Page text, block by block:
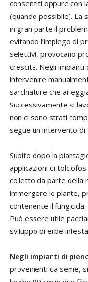
consentiti oppure con
(quando possibile). La
in gran parte il
evitando l’impiego di
selettivi, provocano
crescita. Negli impianti
intervenire
sarchiature che
Successivamente si
non ci sono strati
segue un intervento di
Subito dopo la
applicazioni di
colletto da parte della
immergere le piante,
contenente il fungicida.
Può essere utile
sviluppo di erbe
Negli impianti di
provenienti da seme,